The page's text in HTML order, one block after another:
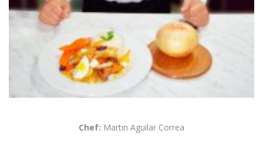
Chef: Martin Aguilar Correa